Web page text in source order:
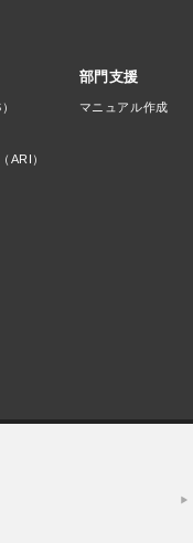
ARI）
部門支援
マニュアル作成